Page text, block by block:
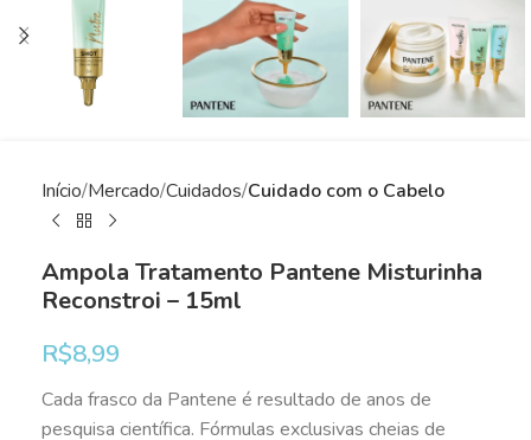
Início Mercado Cuidados Cuidado com o Cabelo
Ampola Tratamento Pantene Misturinha
Reconstroi – 15ml
R$8,99
Cada frasco da Pantene é resultado de anos de
pesquisa científica. Fórmulas exclusivas cheias de